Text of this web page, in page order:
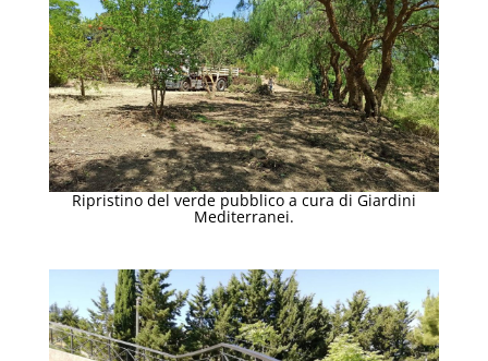
Ripristino del verde pubblico a cura di Giardini
Mediterranei.